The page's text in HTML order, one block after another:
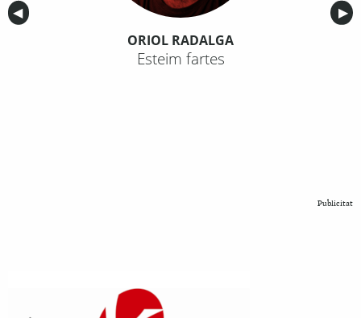
Anterior
◀︎ ▶︎
ORIOL RADALGA
Esteim fartes
Publicitat